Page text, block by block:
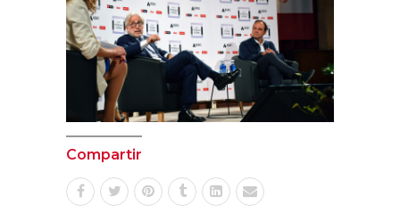
Compartir